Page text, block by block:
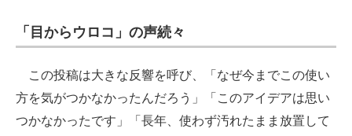
「目からウロコ」の声続々
この投稿は大きな反響を呼び、「なぜ今までこの使い
方を気がつかなかったんだろう」「このアイデアは思い
つかなかったです」「長年、使わず汚れたまま放置して